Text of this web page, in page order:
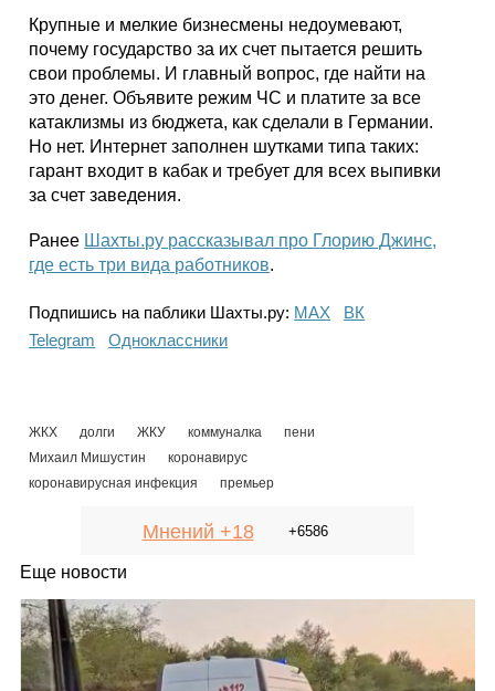
Крупные и мелкие бизнесмены недоумевают,
почему государство за их счет пытается решить
свои проблемы. И главный вопрос, где найти на
это денег. Объявите режим ЧС и платите за все
катаклизмы из бюджета, как сделали в Германии.
Но нет. Интернет заполнен шутками типа таких:
гарант входит в кабак и требует для всех выпивки
за счет заведения.
Ранее Шахты.ру рассказывал про Глорию Джинс,
где есть три вида работников.
Подпишись на паблики Шахты.ру: МАХ
ВК
Telegram
Одноклассники
ЖКХ долги ЖКУ коммуналка
пени
Михаил Мишустин
коронавирус
коронавирусная инфекция
премьер
Мнений +18 +6586
Еще новости